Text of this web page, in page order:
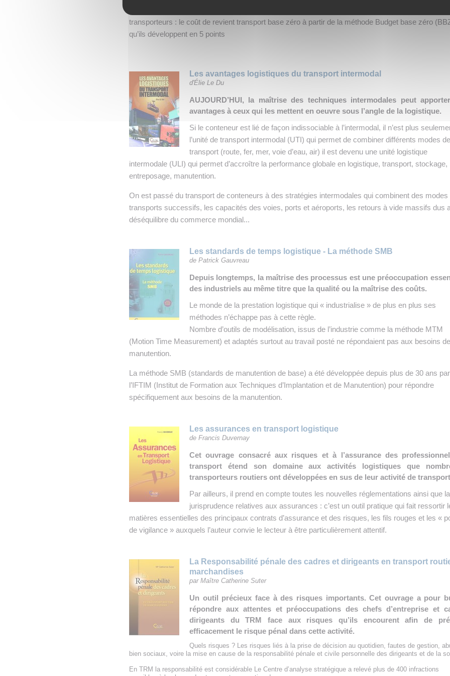
transporteurs : le coût de revient transport base zéro à partir de la méthode Budget base zéro
qu’ils développent en 5 points
Les avantages logistiques du transport intermodal
d'Élie Le Du
AUJOURD’HUI, la maîtrise des techniques intermodales peut
avantages à ceux qui les mettent en oeuvre sous l’angle de la logistique.
Si le conteneur est lié de façon indissociable à l’intermodal, il n’est plus
l’unité de transport intermodal (UTI) qui permet de combiner différents modes de
transport (route, fer, mer, voie d’eau, air) il est devenu une unité logistique
intermodale (ULI) qui permet d’accroître la performance globale en logistique, transport, stockage,
entreposage, manutention.
On est passé du transport de conteneurs à des stratégies intermodales qui combinent des modes
transports successifs, les capacités des voies, ports et aéroports, les retours à vide massifs dus
déséquilibre du commerce mondial...
Les standards de temps logistique - La méthode SMB
de Patrick Gauvreau
Depuis longtemps, la maîtrise des processus est une préoccupation
des industriels au même titre que la qualité ou la maîtrise des coûts.
Le monde de la prestation logistique qui « industrialise » de plus en plus ses
méthodes n’échappe pas à cette règle.
Nombre d’outils de modélisation, issus de l’industrie comme la méthode MTM
(Motion Time Measurement) et adaptés surtout au travail posté ne répondaient pas aux besoins
manutention.
La méthode SMB (standards de manutention de base) a été développée depuis plus de 30 ans par
l’IFTIM (Institut de Formation aux Techniques d’Implantation et de Manutention) pour répondre
spécifiquement aux besoins de la manutention.
Les assurances en transport logistique
de Francis Duvernay
Cet ouvrage consacré aux risques et à l’assurance des
transport étend son domaine aux activités logistiques que
transporteurs routiers ont développées en sus de leur activité de
Par ailleurs, il prend en compte toutes les nouvelles réglementations ainsi que la
jurisprudence relatives aux assurances : c’est un outil pratique qui fait ressortir
matières essentielles des principaux contrats d’assurance et des risques, les fils rouges et les «
de vigilance » auxquels l’auteur convie le lecteur à être particulièrement attentif.
La Responsabilité pénale des cadres et dirigeants en transport
marchandises
par Maître Catherine Suter
Un outil précieux face à des risques importants. Cet ouvrage a pour
répondre aux attentes et préoccupations des chefs d’entreprise et
dirigeants du TRM face aux risques qu’ils encourent afin de
efficacement le risque pénal dans cette activité.
Quels risques ? Les risques liés à la prise de décision au quotidien, fautes de gestion,
bien sociaux, voire la mise en cause de la responsabilité pénale et civile personnelle des dirigeants et de la
En TRM la responsabilité est considérable Le Centre d’analyse stratégique a relevé plus de 400 infractions